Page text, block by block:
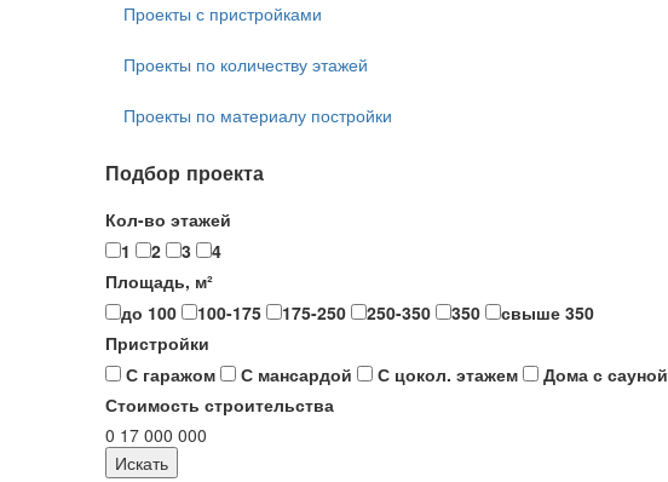
Проекты с пристройками
Проекты по количеству этажей
Проекты по материалу постройки
Подбор проекта
Кол-во этажей
1
2 3
4
Площадь, м²
до 100
100-175 175-250 250-350 350
свыше 350
Пристройки
С гаражом
С мансардой С цокол. этажем Дома с сауной
Стоимость строительства
0 17 000 000